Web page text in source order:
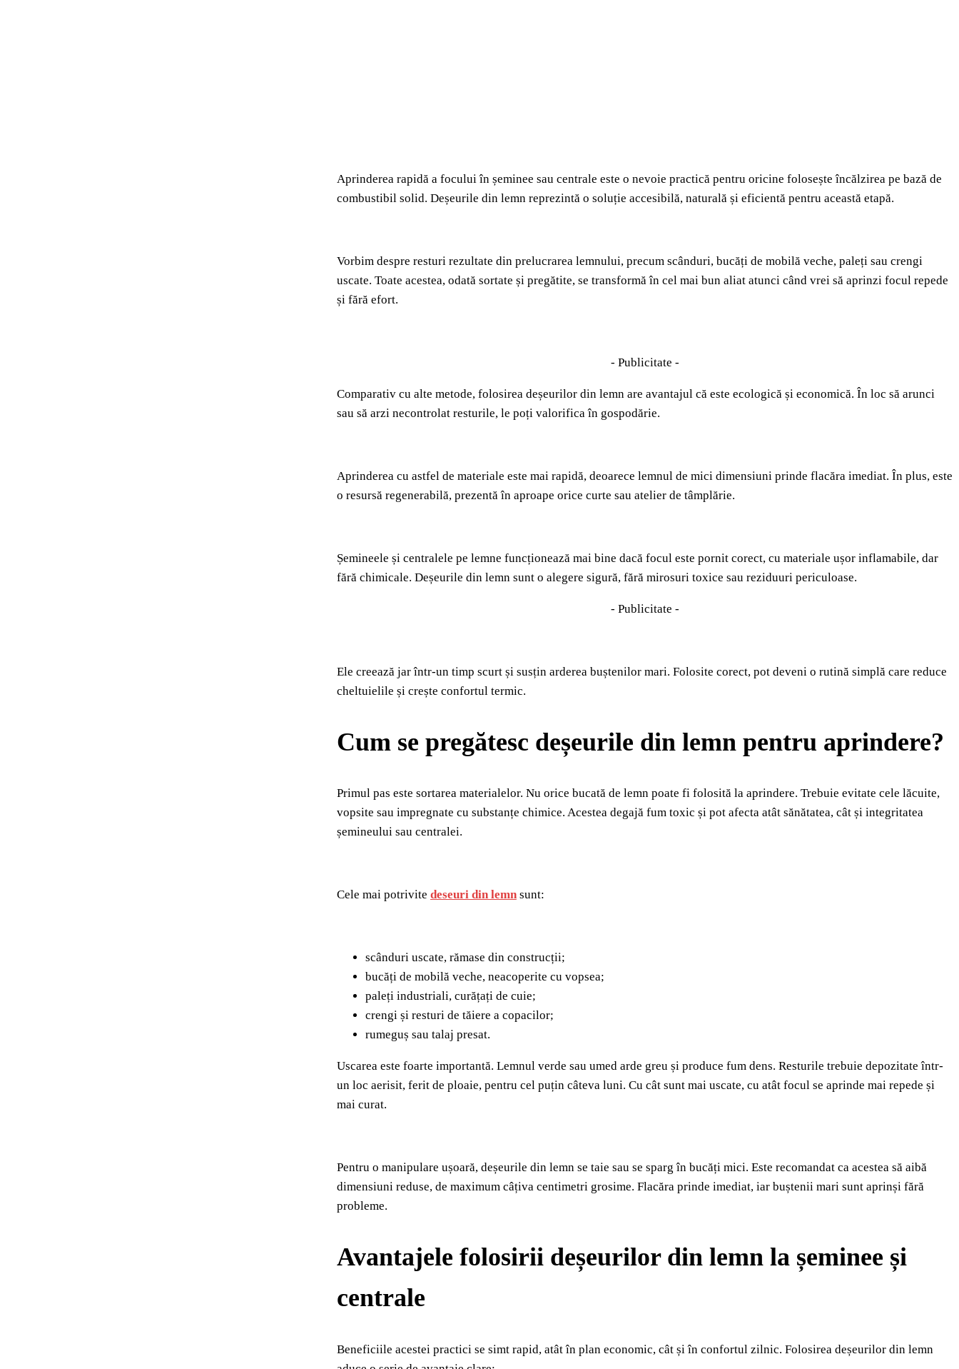
Aprinderea rapidă a focului în șeminee sau centrale este o nevoie practică pentru oricine folosește încălzirea pe bază de
combustibil solid. Deșeurile din lemn reprezintă o soluție accesibilă, naturală și eficientă pentru această etapă.
Vorbim despre resturi rezultate din prelucrarea lemnului, precum scânduri, bucăți de mobilă veche, paleți sau crengi
uscate. Toate acestea, odată sortate și pregătite, se transformă în cel mai bun aliat atunci când vrei să aprinzi focul repede
și fără efort.
- Publicitate -
Comparativ cu alte metode, folosirea deșeurilor din lemn are avantajul că este ecologică și economică. În loc să arunci
sau să arzi necontrolat resturile, le poți valorifica în gospodărie.
Aprinderea cu astfel de materiale este mai rapidă, deoarece lemnul de mici dimensiuni prinde flacăra imediat. În plus, este
o resursă regenerabilă, prezentă în aproape orice curte sau atelier de tâmplărie.
Șemineele și centralele pe lemne funcționează mai bine dacă focul este pornit corect, cu materiale ușor inflamabile, dar
fără chimicale. Deșeurile din lemn sunt o alegere sigură, fără mirosuri toxice sau reziduuri periculoase.
- Publicitate -
Ele creează jar într-un timp scurt și susțin arderea buștenilor mari. Folosite corect, pot deveni o rutină simplă care reduce
cheltuielile și crește confortul termic.
Cum se pregătesc deșeurile din lemn pentru aprindere?
Primul pas este sortarea materialelor. Nu orice bucată de lemn poate fi folosită la aprindere. Trebuie evitate cele lăcuite,
vopsite sau impregnate cu substanțe chimice. Acestea degajă fum toxic și pot afecta atât sănătatea, cât și integritatea
șemineului sau centralei.
Cele mai potrivite deseuri din lemnsunt:
scânduri uscate, rămase din construcții;
bucăți de mobilă veche, neacoperite cu vopsea;
paleți industriali, curățați de cuie;
crengi și resturi de tăiere a copacilor;
rumeguș sau talaj presat.
Uscarea este foarte importantă. Lemnul verde sau umed arde greu și produce fum dens. Resturile trebuie depozitate într-
un loc aerisit, ferit de ploaie, pentru cel puțin câteva luni. Cu cât sunt mai uscate, cu atât focul se aprinde mai repede și
mai curat.
Pentru o manipulare ușoară, deșeurile din lemn se taie sau se sparg în bucăți mici. Este recomandat ca acestea să aibă
dimensiuni reduse, de maximum câțiva centimetri grosime. Flacăra prinde imediat, iar buștenii mari sunt aprinși fără
probleme.
Avantajele folosirii deșeurilor din lemn la șeminee și
centrale
Beneficiile acestei practici se simt rapid, atât în plan economic, cât și în confortul zilnic. Folosirea deșeurilor din lemn